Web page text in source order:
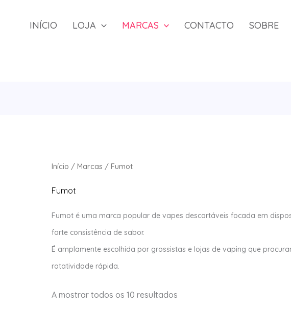
INÍCIO LOJA MARCAS CONTACTO SOBRE
Início / Marcas / Fumot
Fumot
Fumot é uma marca popular de vapes descartáveis focada em
forte consistência de sabor.
É amplamente escolhida por grossistas e lojas de vaping que
rotatividade rápida.
A mostrar todos os 10 resultadosOrdenado